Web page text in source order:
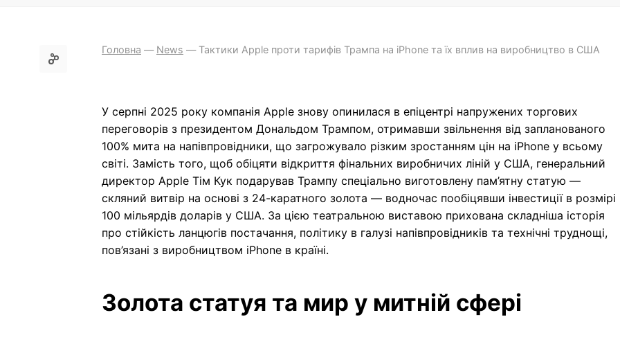
Головна — News — Тактики Apple проти тарифів Трампа на iPhone та їх вплив на виробництво в США
У серпні 2025 року компанія Apple знову опинилася в епіцентрі напружених торгових
переговорів з президентом Дональдом Трампом, отримавши звільнення від запланованого
100% мита на напівпровідники, що загрожувало різким зростанням цін на iPhone у всьому
світі. Замість того, щоб обіцяти відкриття фінальних виробничих ліній у США, генеральний
директор Apple Тім Кук подарував Трампу спеціально виготовлену пам’ятну статую —
скляний витвір на основі з 24-каратного золота — водночас пообіцявши інвестиції в розмірі
100 мільярдів доларів у США. За цією театральною виставою прихована складніша історія
про стійкість ланцюгів постачання, політику в галузі напівпровідників та технічні труднощі,
пов’язані з виробництвом iPhone в країні.
Золота статуя та мир у митній сфері